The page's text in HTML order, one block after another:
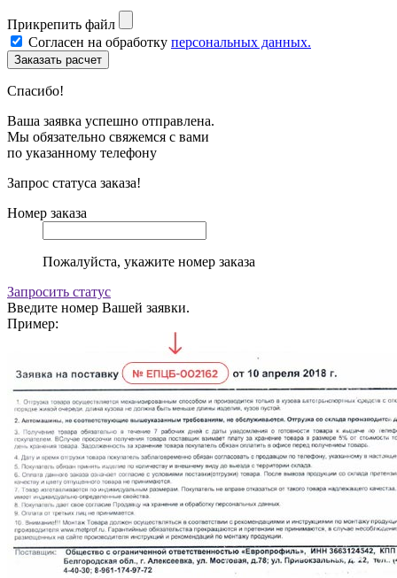
Прикрепить файл
Согласен на обработку персональных данных.
Спасибо!
Ваша заявка успешно отправлена.
Мы обязательно свяжемся с вами
по указанному телефону
Запрос статуса заказа!
Номер заказа
Пожалуйста, укажите номер заказа
Запросить статус
Введите номер Вашей заявки.
Пример: